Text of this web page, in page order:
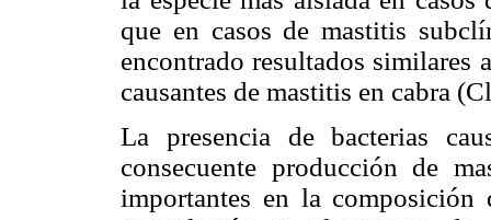
que en casos de mastitis
encontrado resultados similares
causantes de mastitis en cabra
La presencia de bacterias
consecuente producción de
importantes en la